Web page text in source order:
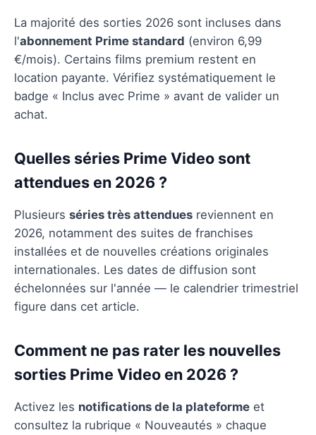
La majorité des sorties 2026 sont incluses dans
l'abonnement Prime standard (environ 6,99
€/mois). Certains films premium restent en
location payante. Vérifiez systématiquement le
badge « Inclus avec Prime » avant de valider un
achat.
Quelles séries Prime Video sont
attendues en 2026 ?
Plusieurs séries très attendues reviennent en
2026, notamment des suites de franchises
installées et de nouvelles créations originales
internationales. Les dates de diffusion sont
échelonnées sur l'année — le calendrier trimestriel
figure dans cet article.
Comment ne pas rater les nouvelles
sorties Prime Video en 2026 ?
Activez les notifications de la plateforme et
consultez la rubrique « Nouveautés » chaque